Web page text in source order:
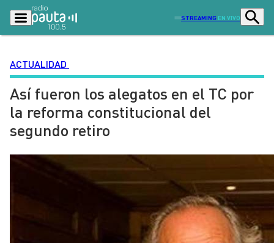
STREAMING EN VIVO
Podcasts Programas
Lo Último
Ciudad
Radio en vivo
Deportes
Entretención y Cultura Opinión
Dato en Pauta Señal 2
ACTUALIDAD
Así fueron los alegatos en el TC por
la reforma constitucional del
segundo retiro